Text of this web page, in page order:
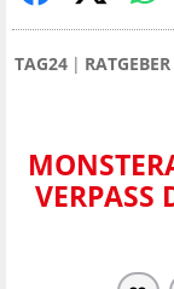
TAG24 RATGEBER
VERPASS